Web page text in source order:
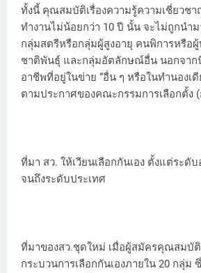
ทั้งนี้ คุณสมบัติเรื่องความรู้ความเชี่ยวช
ทำงานไม่น้อยกว่า 10 ปี นั้น จะไม่ถูกนำ
กลุ่มสตรีหรือกลุ่มผู้สูงอายุ คนพิการหรือ
ชาติพันธุ์ และกลุ่มอัตลักษณ์อื่น นอกจาก
อาชีพที่อยู่ในข่าย “อื่น ๆ หรือในทำนองเ
ตามประกาศของคณะกรรมการเลือกตั้ง
ที่มา สว. ให้เวียนเลือกกันเอง ตั้งแต่ระดั
จนถึงระดับประเทศ
ที่มาของสว.ชุดใหม่ เมื่อผู้สมัครคุณสมบั
กระบวนการเลือกกันเองภายใน 20 กลุ่ม